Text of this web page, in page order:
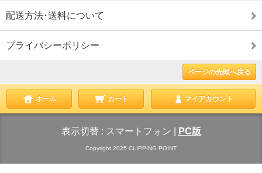
配送方法･送料について
プライバシーポリシー
ページの先頭へ戻る
ホーム カート マイアカウント
表示切替 : スマートフォン PC版
Copyright 2025 CLIPPING POINT